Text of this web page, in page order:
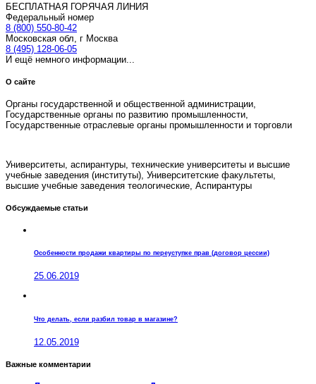
БЕСПЛАТНАЯ ГОРЯЧАЯ ЛИНИЯ
Федеральный номер
8 (800) 550-80-42
Московская обл, г Москва
8 (495) 128-06-05
И ещё немного информации...
О сайте
Органы государственной и общественной администрации,
Государственные органы по развитию промышленности,
Государственные отраслевые органы промышленности и торговли
Университеты, аспирантуры, технические университеты и высшие
учебные заведения (институты), Университетские факультеты,
высшие учебные заведения теологические, Аспирантуры
Обсуждаемые статьи
Особенности продажи квартиры по переуступке прав (договор цессии)
25.06.2019
Что делать, если разбил товар в магазине?
12.05.2019
Важные комментарии